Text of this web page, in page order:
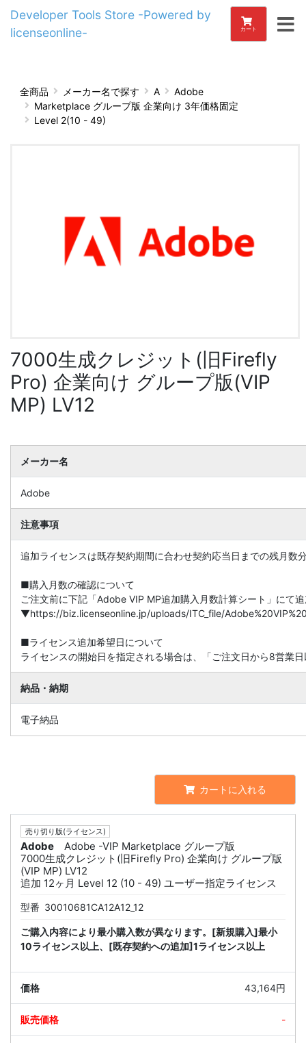
Developer Tools Store -Powered by
licenseonline-
カート
全商品 メーカー名で探す A
Adobe
Marketplace グループ版 企業向け 3年価格固定
Level 2(10 - 49)
7000生成クレジット(旧Firefly
Pro) 企業向け グループ版(VIP
MP) LV12
メーカー名
Adobe
注意事項
追加ライセンスは既存契約期間に合わせ契約応当日までの残月数
■購入月数の確認について
ご注文前に下記「Adobe VIP MP追加購入月数計算シート」にて
▼https://biz.licenseonline.jp/uploads/ITC_file/
■ライセンス追加希望日について
ライセンスの開始日を指定される場合は、「ご注文日から8営業
納品・納期
電子納品
カートに入れる
売り切り版(ライセンス)
Adobe
Adobe -VIP Marketplace グループ版
7000生成クレジット(旧Firefly Pro) 企業向け グループ版
(VIP MP) LV12
追加 12ヶ月 Level 12 (10 - 49) ユーザー指定ライセンス
型番 30010681CA12A12_12
ご購入内容により最小購入数が異なります。[新規購入]最小
10ライセンス以上、[既存契約への追加]1ライセンス以上
43,164円
-